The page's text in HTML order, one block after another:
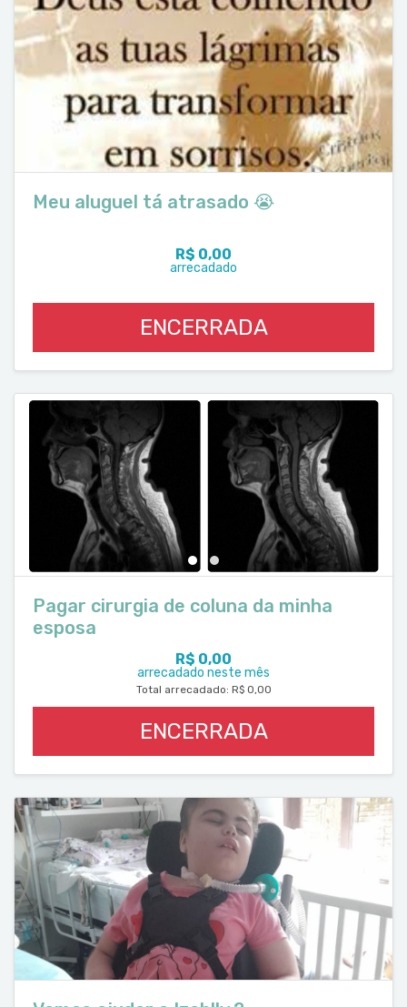
Meu aluguel tá atrasado 😭
R$ 0,00
arrecadado
ENCERRADA
Pagar cirurgia de coluna da minha
esposa
R$ 0,00
arrecadado neste mês
Total arrecadado: R$ 0,00
ENCERRADA